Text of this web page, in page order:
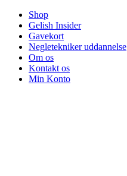
Shop
Gelish Insider
Gavekort
Negletekniker uddannelse
Om os
Kontakt os
Min Konto